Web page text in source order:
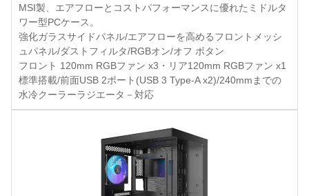
MSI製、エアフローとコストパフォーマンスに優れたミドルタ
ワー型PCケース。
強化ガラスサイドパネル/エアフローを高めるフロントメッシ
ュパネル/ダストフィルタ/RGBオン/オフ ボタン
フロント 120mm RGBファン x3・リア120mm RGBファン x1
標準搭載/前面USB 2ポート(USB 3 Type-A x2)/240mmまでの
水冷クーラーラジエータ－対応